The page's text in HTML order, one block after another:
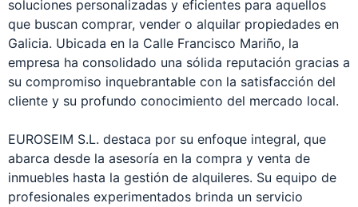
soluciones personalizadas y eficientes para aquellos
que buscan comprar, vender o alquilar propiedades en
Galicia. Ubicada en la Calle Francisco Mariño, la
empresa ha consolidado una sólida reputación gracias a
su compromiso inquebrantable con la satisfacción del
cliente y su profundo conocimiento del mercado local.
EUROSEIM S.L. destaca por su enfoque integral, que
abarca desde la asesoría en la compra y venta de
inmuebles hasta la gestión de alquileres. Su equipo de
profesionales experimentados brinda un servicio